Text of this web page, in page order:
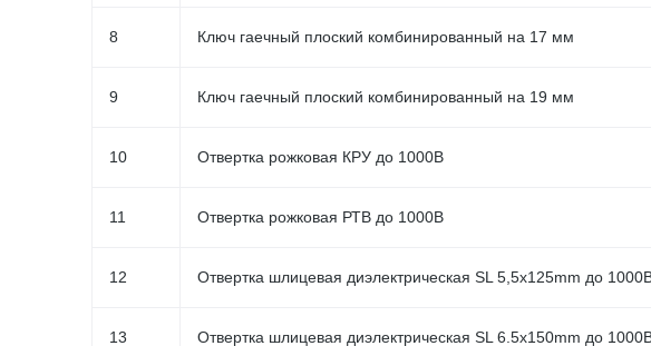
8 Ключ гаечный плоский комбинированный на 17 мм
9 Ключ гаечный плоский комбинированный на 19 мм
10 Отвертка рожковая КРУ до 1000В
11 Отвертка рожковая РТВ до 1000В
12 Отвертка шлицевая диэлектрическая SL 5,5x125mm до
13 Отвертка шлицевая диэлектрическая SL 6.5x150mm до